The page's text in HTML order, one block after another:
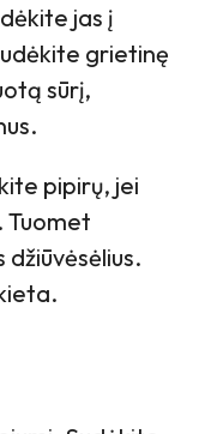
jas į
grietinę
sūrį,
pipirų, jei
Tuomet